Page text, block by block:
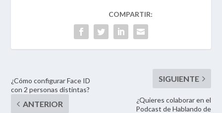
¿Cómo configurar Face ID
con 2 personas distintas?
¿Quieres colaborar en el
Podcast de Hablando de